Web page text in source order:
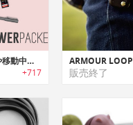
POWER PACKER｜旅行や移動中に邪魔になるケーブル/電源やアクセサリーをスッキリ収納するオーガナイズパック「パワーパッカー」
+717 販売終了